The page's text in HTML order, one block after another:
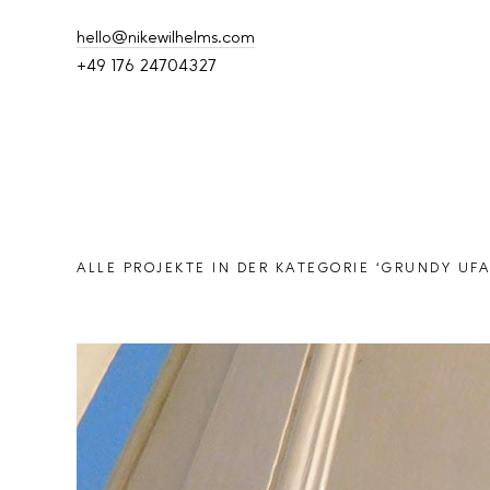
hello@nikewilhelms.com
+49 176 24704327
ALLE PROJEKTE IN DER KATEGORIE ‘GRUNDY UFA